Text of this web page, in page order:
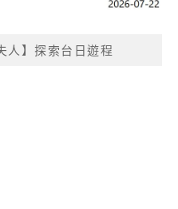
人】探索台日遊程